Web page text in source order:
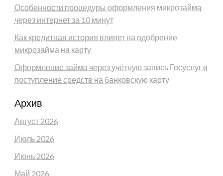
Особенности процедуры оформления микрозайма
через интернет за 10 минут
Как кредитная история влияет на одобрение
микрозайма на карту
Оформление займа через учётную запись Госуслуг и
поступление средств на банковскую карту
Архив
Август 2026
Июль 2026
Июнь 2026
Май 2026